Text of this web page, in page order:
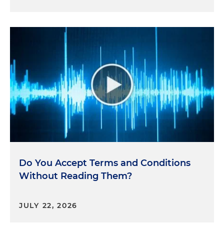
Do You Accept Terms and Conditions
Without Reading Them?
JULY 22, 2026